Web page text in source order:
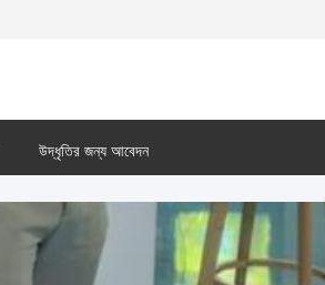
উদ্ধৃতির জন্য আবেদন